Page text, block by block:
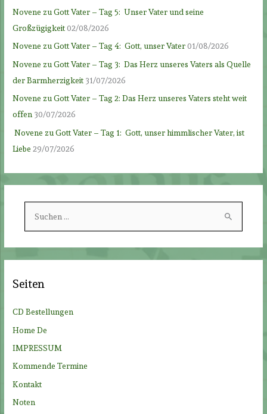
Novene zu Gott Vater – Tag 5: Unser Vater und seine
Großzügigkeit02/08/2026
Novene zu Gott Vater – Tag 4: Gott, unser Vater01/08/2026
Novene zu Gott Vater – Tag 3: Das Herz unseres Vaters als Quelle
der Barmherzigkeit 31/07/2026
Novene zu Gott Vater – Tag 2: Das Herz unseres Vaters steht weit
offen 30/07/2026
Novene zu Gott Vater – Tag 1: Gott, unser himmlischer Vater, ist
Liebe 29/07/2026
n
h
:
Seiten
CD Bestellungen
Home De
IMPRESSUM
Kommende Termine
Kontakt
Noten